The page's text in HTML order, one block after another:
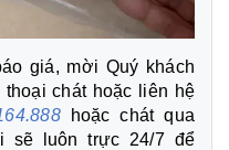
giá, mời Quý khách
chát hoặc liên hệ
hoặc chát qua
sẽ luôn trực 24/7 để